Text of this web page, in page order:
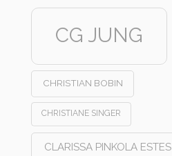
CG JUNG
CHRISTIAN BOBIN
CHRISTIANE SINGER
CLARISSA PINKOLA ESTES